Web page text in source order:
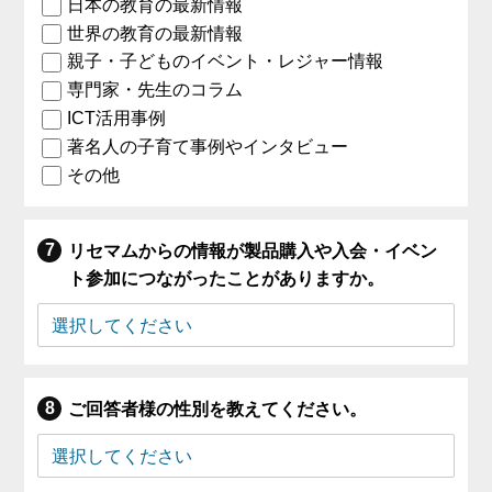
日本の教育の最新情報
世界の教育の最新情報
親子・子どものイベント・レジャー情報
専門家・先生のコラム
ICT活用事例
著名人の子育て事例やインタビュー
その他
リセマムからの情報が製品購入や入会・イベン
ト参加につながったことがありますか。
ご回答者様の性別を教えてください。